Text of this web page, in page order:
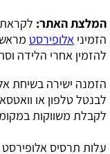
המלצת האתר:
הזמיני אלופירסט
להזמין אחרי הלידה
הזמנה ישירה בשיחת
לבנטל טלפון או
לקבלת משווקות